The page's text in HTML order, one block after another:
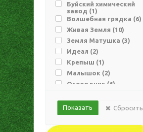
300 (2)
Буйский химический
завод (1)
Волшебная грядка (6)
Живая Земля (10)
Земля Матушка (3)
Идеал (2)
Крепыш (1)
Малышок (2)
Огородник (6)
Параньга (
)
Пермагробизнес (
Сад Чудес (14)
Сбросить